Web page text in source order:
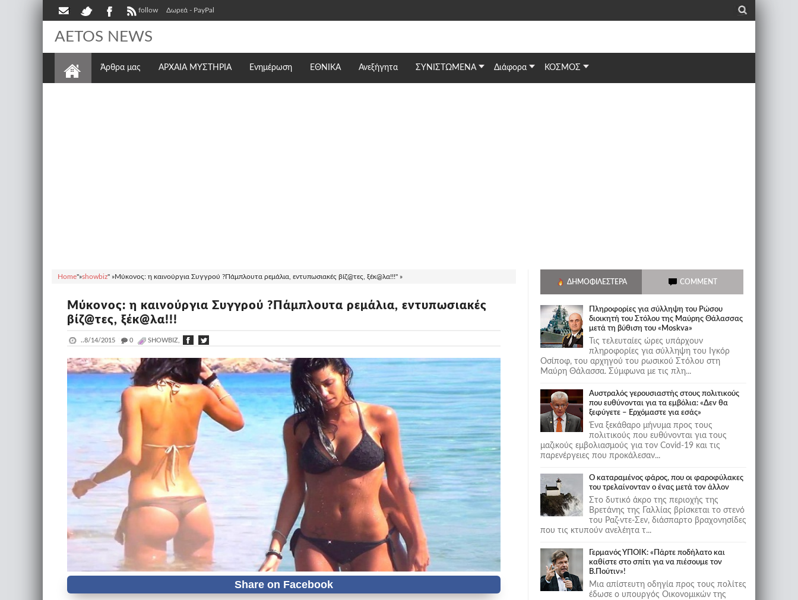
follow Δωρεά - PayPal _
AETOS NEWS
Άρθρα μας ΑΡΧΑΙΑ ΜΥΣΤΗΡΙΑ Ενημέρωση ΕΘΝΙΚΆ Ανεξήγητα ΣΥΝΙΣΤΩΜΕΝΑ Διάφορα ΚΟΣΜΟΣ
Home"»showbiz" »Μύκονος: η καινούργια Συγγρού ?Πάμπλουτα ρεμάλια, εντυπωσιακές βίζ@τες, ξέκ@λα!!!" »
Μύκονος: η καινούργια Συγγρού ?Πάμπλουτα ρεμάλια, εντυπωσιακές
βίζ@τες, ξέκ@λα!!!
..8/14/2015 _ 0 SHOWBIZ,
ΔΗΜΟΦΙΛΈΣΤΕΡΑ COMMENT
Πληροφορίες για σύλληψη του Ρώσου
διοικητή του Στόλου της Mαύρης Θάλασσας
μετά τη βύθιση του «Moskva»
Τις τελευταίες ώρες υπάρχουν
πληροφορίες για σύλληψη του Ιγκόρ
Οσίποφ, του αρχηγού του ρωσικού Στόλου στη
Μαύρη Θάλασσα. Σύμφωνα με τις πλη...
Αυστραλός γερουσιαστής στους πολιτικούς
που ευθύνονται για τα εμβόλια: «Δεν θα
ξεφύγετε – Ερχόμαστε για εσάς»
Ένα ξεκάθαρο μήνυμα προς τους
πολιτικούς που ευθύνονται για τους
μαζικούς εμβολιασμούς για τον Covid-19 και τις
παρενέργειες που προκάλεσαν...
Ο καταραμένος φάρος, που οι φαροφύλακες
του τρελαίνονταν ο ένας μετά τον άλλον
Στο δυτικό άκρο της περιοχής της
Βρετάνης της Γαλλίας βρίσκεται το στενό
του Ραζ-ντε-Σεν, διάσπαρτο βραχονησίδες
που τις κτυπούν ανελέητα τ...
Γερμανός ΥΠΟΙΚ: «Πάρτε ποδήλατο και
καθίστε στο σπίτι για να πιέσουμε τον
Β.Πούτιν»!
Μια απίστευτη οδηγία προς τους πολίτες
έδωσε ο υπουργός Οικονομικών της